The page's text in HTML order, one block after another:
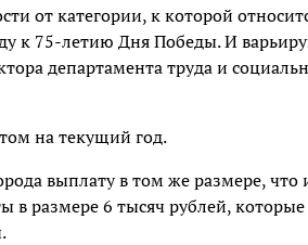
от категории, к которой
к 75-летию Дня Победы. И
департамента труда и
на текущий год.
выплату в том же размере,
в размере 6 тысяч рублей,